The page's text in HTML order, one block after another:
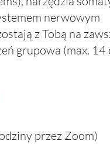
nerwowym
z Tobą na
grupowa (max. 14
przez Zoom)